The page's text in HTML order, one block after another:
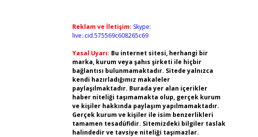
Reklam ve İletişim: Skype:
live:.cid.575569c608265c69
Yasal Uyarı: Bu internet sitesi, herhangi bir
marka, kurum veya şahıs şirketi ile hiçbir
bağlantısı bulunmamaktadır. Sitede yalnızca
kendi hazırladığımız makaleler
paylaşılmaktadır. Burada yer alan içerikler
haber niteliği taşımamakta olup, gerçek kurum
ve kişiler hakkında paylaşım yapılmamaktadır.
Gerçek kurum ve kişiler ile isim benzerlikleri
tamamen tesadüfidir. Sitemizdeki bilgiler taslak
halindedir ve tavsiye niteliği taşımazlar.